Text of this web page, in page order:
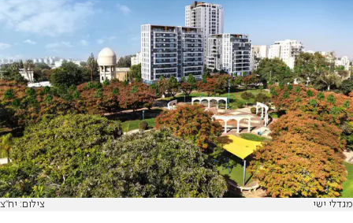
מגדלי ישי צילום: יח"צ